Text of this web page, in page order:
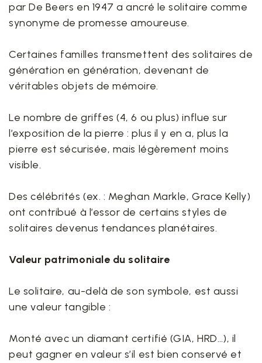
par De Beers en 1947 a ancré le solitaire comme
synonyme de promesse amoureuse.
Certaines familles transmettent des solitaires de
génération en génération, devenant de
véritables objets de mémoire.
Le nombre de griffes (4, 6 ou plus) influe sur
l’exposition de la pierre : plus il y en a, plus la
pierre est sécurisée, mais légèrement moins
visible.
Des célébrités (ex. : Meghan Markle, Grace Kelly)
ont contribué à l’essor de certains styles de
solitaires devenus tendances planétaires.
Valeur patrimoniale du solitaire
Le solitaire, au-delà de son symbole, est aussi
une valeur tangible :
Monté avec un diamant certifié (GIA, HRD…), il
peut gagner en valeur s’il est bien conservé et